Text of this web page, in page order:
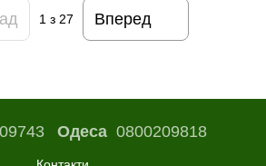
1 з 27 Вперед
Одеса0800209818